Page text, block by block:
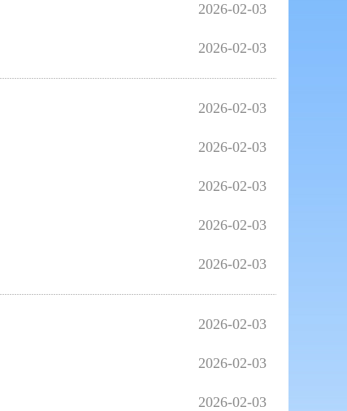
2026-02-03
2026-02-03
2026-02-03
2026-02-03
2026-02-03
2026-02-03
2026-02-03
2026-02-03
2026-02-03
2026-02-03